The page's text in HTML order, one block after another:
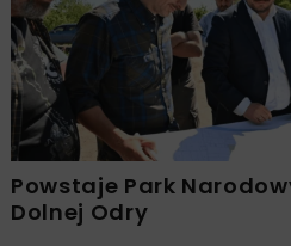
Powstaje Park
Dolnej Odry